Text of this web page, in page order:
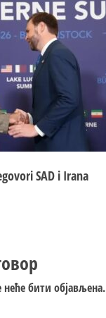
SAD i Irana
бити објављена.